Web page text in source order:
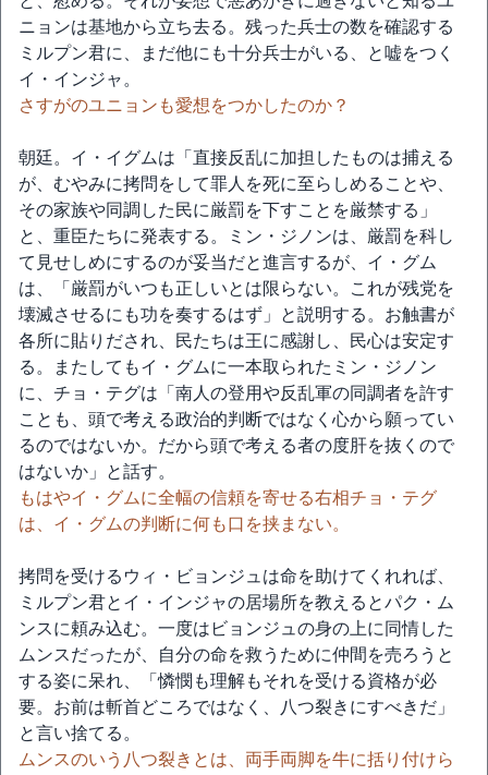
ニョンは基地から立ち去る。残った兵士の数を確認する
ミルプン君に、まだ他にも十分兵士がいる、と嘘をつく
イ・インジャ。
さすがのユニョンも愛想をつかしたのか？
朝廷。イ・イグムは「直接反乱に加担したものは捕える
が、むやみに拷問をして罪人を死に至らしめることや、
その家族や同調した民に厳罰を下すことを厳禁する」
と、重臣たちに発表する。ミン・ジノンは、厳罰を科し
て見せしめにするのが妥当だと進言するが、イ・グム
は、「厳罰がいつも正しいとは限らない。これが残党を
壊滅させるにも功を奏するはず」と説明する。お触書が
各所に貼りだされ、民たちは王に感謝し、民心は安定す
る。またしてもイ・グムに一本取られたミン・ジノン
に、チョ・テグは「南人の登用や反乱軍の同調者を許す
ことも、頭で考える政治的判断ではなく心から願ってい
るのではないか。だから頭で考える者の度肝を抜くので
はないか」と話す。
もはやイ・グムに全幅の信頼を寄せる右相チョ・テグ
は、イ・グムの判断に何も口を挟まない。
拷問を受けるウィ・ビョンジュは命を助けてくれれば、
ミルプン君とイ・インジャの居場所を教えるとパク・ム
ンスに頼み込む。一度はビョンジュの身の上に同情した
ムンスだったが、自分の命を救うために仲間を売ろうと
する姿に呆れ、「憐憫も理解もそれを受ける資格が必
要。お前は斬首どころではなく、八つ裂きにすべきだ」
と言い捨てる。
ムンスのいう八つ裂きとは、両手両脚を牛に括り付けら